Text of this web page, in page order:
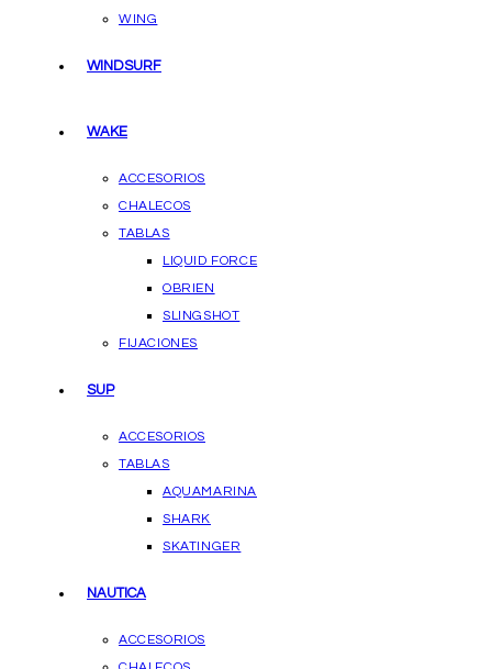
WING
WINDSURF
WAKE
ACCESORIOS
CHALECOS
TABLAS
LIQUID FORCE
OBRIEN
SLINGSHOT
FIJACIONES
SUP
ACCESORIOS
TABLAS
AQUAMARINA
SHARK
SKATINGER
NAUTICA
ACCESORIOS